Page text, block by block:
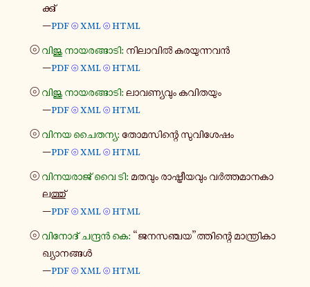
ക്കു്
—pdf ⦾ xml ⦾ html
⦾ വിജു നാ​യ​ര​ങ്ങാ​ടി: നി​ലാ​വിൽ കര​യു​ന്ന​വൻ
—pdf ⦾ xml ⦾ html
⦾ വിജു നാ​യ​ര​ങ്ങാ​ടി: ലാ​വ​ണ്യ​വും കവി​ത​യും
—pdf ⦾ xml ⦾ html
⦾ വിനയ ചൈ​ത​ന്യ: തോ​മ​സി​ന്റെ സു​വി​ശേ​ഷം
—pdf ⦾ xml ⦾ html
⦾ വി​ന​യ​രാ​ജ് വൈ ടി: മതവും രാ​ഷ്ട്രീ​യ​വും വർ​ത്ത​മാ​ന​കാ​
ല​ത്തു്
—pdf ⦾ xml ⦾ html
⦾ വി​നോ​ദ് ചന്ദ്രൻ കെ: “ജന​സ​ഞ്ചയ”ത്തി​ന്റെ മാ​ന്ത്രി​കാ​
ഖ്യാ​ന​ങ്ങൾ
—pdf ⦾ xml ⦾ html